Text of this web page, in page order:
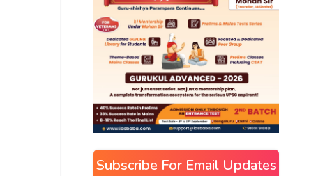
Subscribe For Email Updates